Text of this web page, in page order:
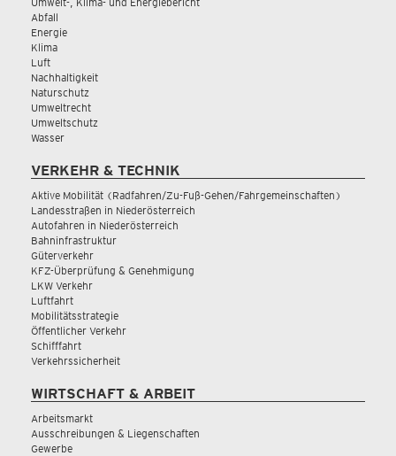
Abfall
Energie
Klima
Luft
Nachhaltigkeit
Naturschutz
Umweltrecht
Umweltschutz
Wasser
VERKEHR & TECHNIK
Aktive Mobilität (Radfahren/Zu-Fuß-Gehen/Fahrgemeinschaften)
Landesstraßen in Niederösterreich
Autofahren in Niederösterreich
Bahninfrastruktur
Güterverkehr
KFZ-Überprüfung & Genehmigung
LKW Verkehr
Luftfahrt
Mobilitätsstrategie
Öffentlicher Verkehr
Schifffahrt
Verkehrssicherheit
WIRTSCHAFT & ARBEIT
Arbeitsmarkt
Ausschreibungen & Liegenschaften
Gewerbe